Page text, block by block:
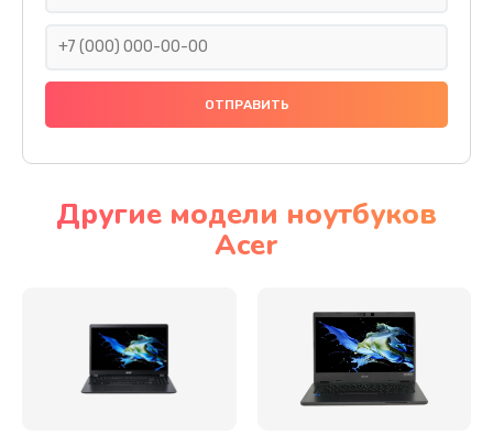
Ремонт подсветки
Настройка BIOS
Замена видеочипа
Другие модели ноутбуков
Acer